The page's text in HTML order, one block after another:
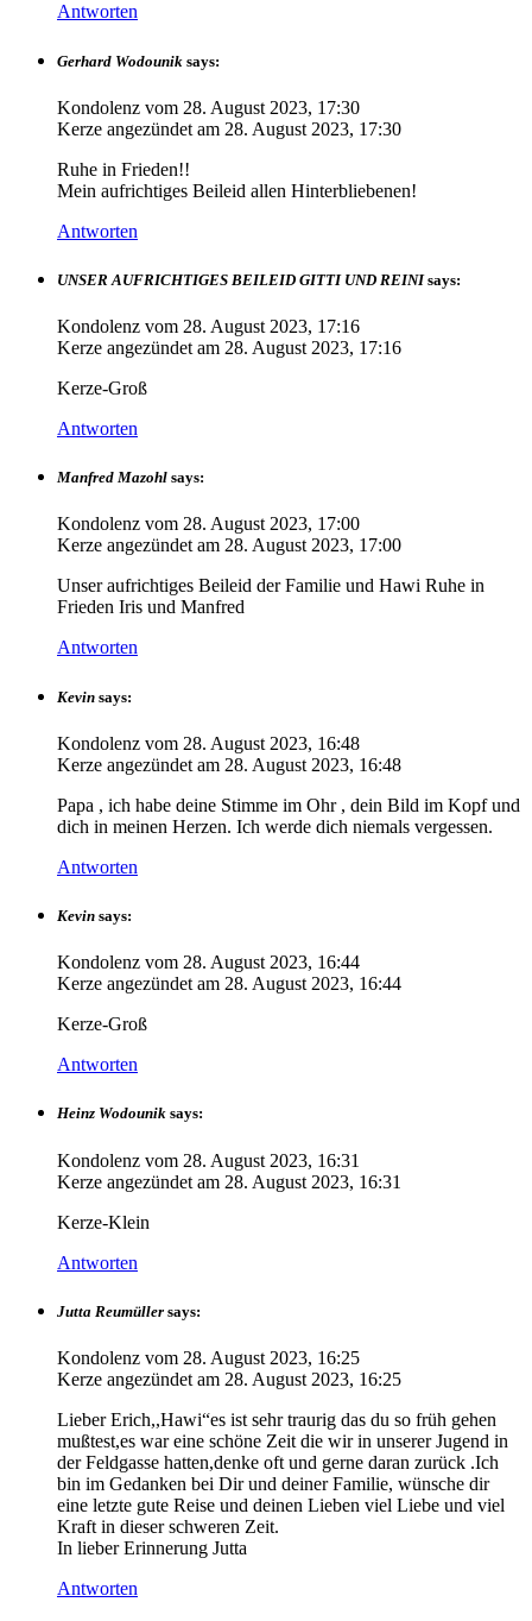
Antworten
Gerhard Wodounik says:
Kondolenz vom 28. August 2023, 17:30
Kerze angezündet am 28. August 2023, 17:30
Ruhe in Frieden!!
Mein aufrichtiges Beileid allen Hinterbliebenen!
Antworten
UNSER AUFRICHTIGES BEILEID GITTI UND REINI says:
Kondolenz vom 28. August 2023, 17:16
Kerze angezündet am 28. August 2023, 17:16
Kerze-Groß
Antworten
Manfred Mazohl says:
Kondolenz vom 28. August 2023, 17:00
Kerze angezündet am 28. August 2023, 17:00
Unser aufrichtiges Beileid der Familie und Hawi Ruhe in
Frieden Iris und Manfred
Antworten
Kevin says:
Kondolenz vom 28. August 2023, 16:48
Kerze angezündet am 28. August 2023, 16:48
Papa , ich habe deine Stimme im Ohr , dein Bild im Kopf und
dich in meinen Herzen. Ich werde dich niemals vergessen.
Antworten
Kevin says:
Kondolenz vom 28. August 2023, 16:44
Kerze angezündet am 28. August 2023, 16:44
Kerze-Groß
Antworten
Heinz Wodounik says:
Kondolenz vom 28. August 2023, 16:31
Kerze angezündet am 28. August 2023, 16:31
Kerze-Klein
Antworten
Jutta Reumüller says:
Kondolenz vom 28. August 2023, 16:25
Kerze angezündet am 28. August 2023, 16:25
Lieber Erich,,Hawi“es ist sehr traurig das du so früh gehen
mußtest,es war eine schöne Zeit die wir in unserer Jugend in
der Feldgasse hatten,denke oft und gerne daran zurück .Ich
bin im Gedanken bei Dir und deiner Familie, wünsche dir
eine letzte gute Reise und deinen Lieben viel Liebe und viel
Kraft in dieser schweren Zeit.
In lieber Erinnerung Jutta
Antworten